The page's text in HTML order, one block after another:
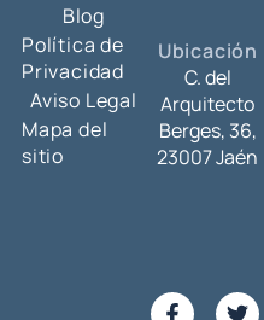
Blog
Política de
Privacidad
Aviso Legal
Mapa del
sitio
Ubicación
C. del
Arquitecto
Berges, 36,
23007 Jaén